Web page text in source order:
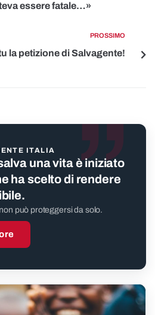
essere fatale…»
PROSSIMO
la petizione di Salvagente!
”
ITALIA
una vita è iniziato
ha scelto di rendere
può proteggersi da solo.